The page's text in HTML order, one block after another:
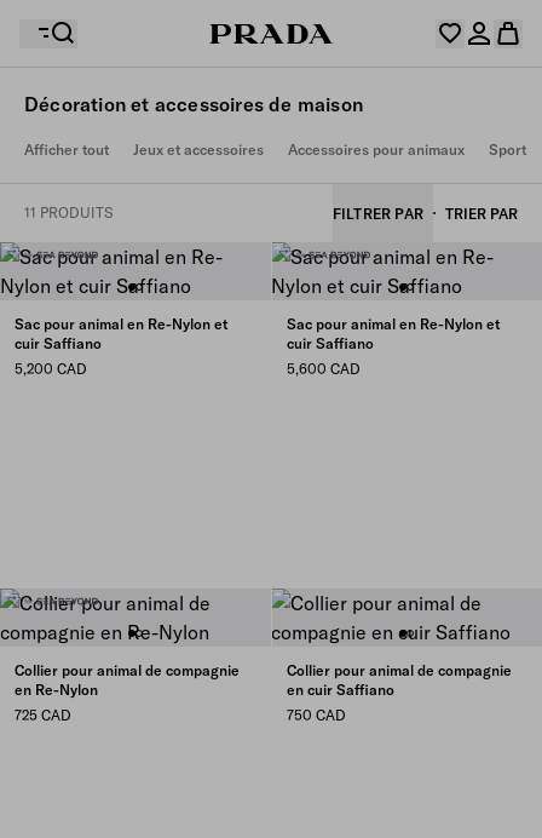
Désolé, votre panier est vide
Désolé, votre panier est vide
Connectez-vous ou créez un compte personnel.
enregistrez vos articles favoris et créez votre sélection
ici.
Connectez-vous ou créez un compte personnel.
Décoration et accessoires de maison
Afficher tout Jeux et accessoires Accessoires pour animaux Sport
11 PRODUITS FILTRER PAR TRIER PAR
Sac pour animal en Re-Nylon et
cuir Saffiano
5,200 CAD
Sac pour animal en Re-Nylon et
cuir Saffiano
5,600 CAD
Collier pour animal de compagnie
en Re-Nylon
725 CAD
Collier pour animal de compagnie
en cuir Saffiano
750 CAD